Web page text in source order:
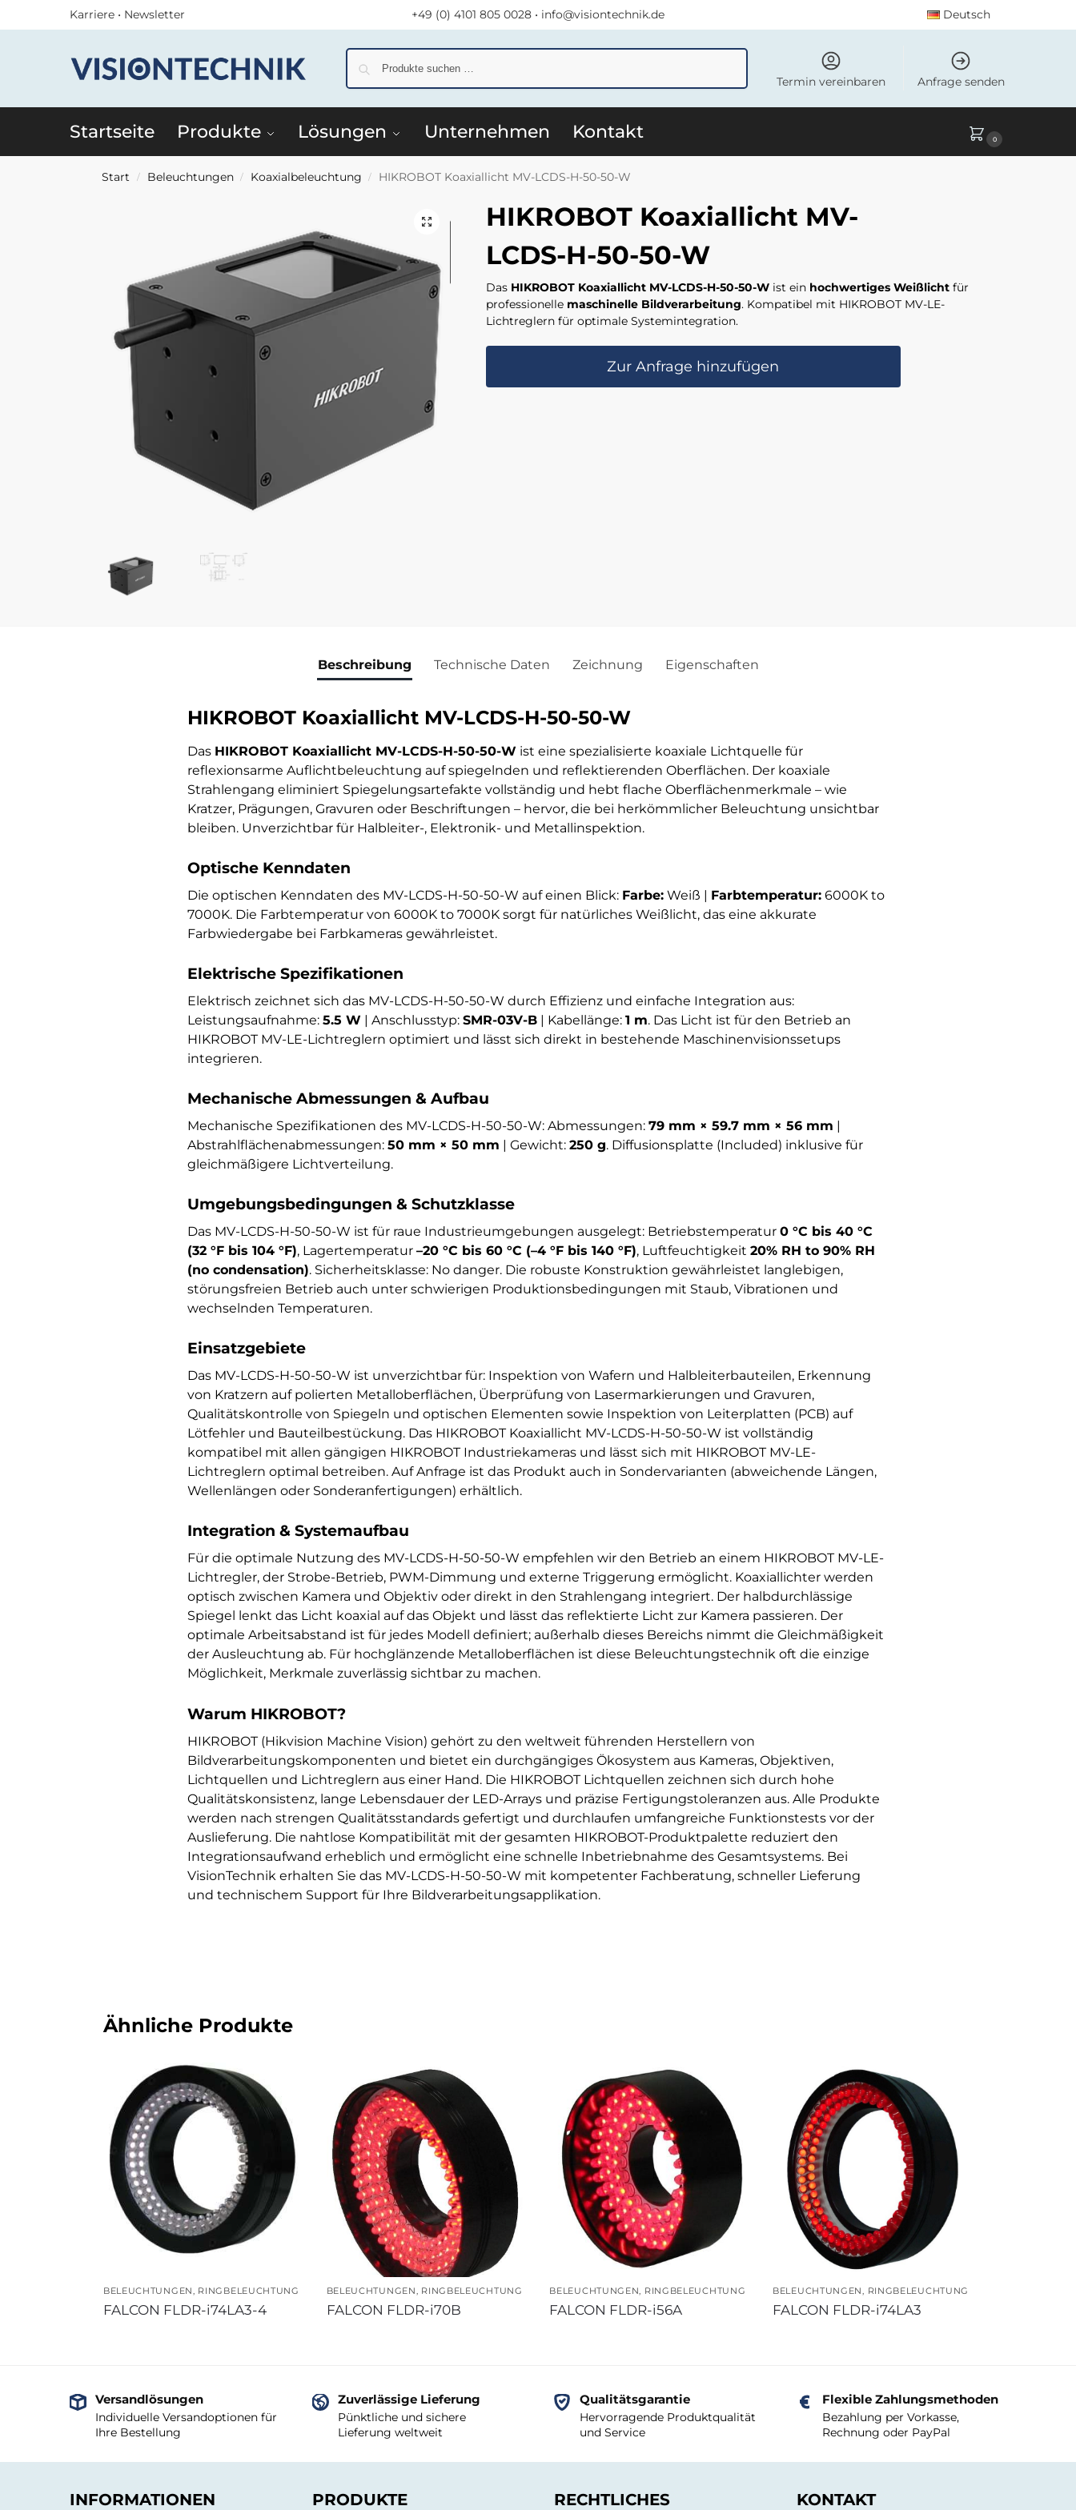
Karriere • Newsletter +49 (0) 4101 805 0028 • info@visiontechnik.de Deutsch
Termin vereinbaren Anfrage senden
Startseite Produkte Lösungen Unternehmen Kontakt 0
Start / Beleuchtungen / Koaxialbeleuchtung / HIKROBOT Koaxiallicht MV-LCDS-H-50-50-W
HIKROBOT Koaxiallicht MV-
LCDS-H-50-50-W
Das HIKROBOT Koaxiallicht MV-LCDS-H-50-50-Wist ein hochwertiges Weißlichtfür
professionelle maschinelle Bildverarbeitung. Kompatibel mit HIKROBOT MV-LE-
Lichtreglern für optimale Systemintegration.
Zur Anfrage hinzufügen
Beschreibung Technische Daten Zeichnung Eigenschaften
HIKROBOT Koaxiallicht MV-LCDS-H-50-50-W
Das HIKROBOT Koaxiallicht MV-LCDS-H-50-50-W ist eine spezialisierte koaxiale Lichtquelle für
reflexionsarme Auflichtbeleuchtung auf spiegelnden und reflektierenden Oberflächen. Der koaxiale
Strahlengang eliminiert Spiegelungsartefakte vollständig und hebt flache Oberflächenmerkmale – wie
Kratzer, Prägungen, Gravuren oder Beschriftungen – hervor, die bei herkömmlicher Beleuchtung unsichtbar
bleiben. Unverzichtbar für Halbleiter-, Elektronik- und Metallinspektion.
Optische Kenndaten
Die optischen Kenndaten des MV-LCDS-H-50-50-W auf einen Blick: Farbe:Weiß | Farbtemperatur:6000K to
7000K. Die Farbtemperatur von 6000K to 7000K sorgt für natürliches Weißlicht, das eine akkurate
Farbwiedergabe bei Farbkameras gewährleistet.
Elektrische Spezifikationen
Elektrisch zeichnet sich das MV-LCDS-H-50-50-W durch Effizienz und einfache Integration aus:
Leistungsaufnahme: 5.5 W | Anschlusstyp: SMR-03V-B| Kabellänge: 1 m. Das Licht ist für den Betrieb an
HIKROBOT MV-LE-Lichtreglern optimiert und lässt sich direkt in bestehende Maschinenvisionssetups
integrieren.
Mechanische Abmessungen & Aufbau
Mechanische Spezifikationen des MV-LCDS-H-50-50-W: Abmessungen: 79 mm × 59.7 mm × 56 mm |
Abstrahlflächenabmessungen: 50 mm × 50 mm | Gewicht: 250 g. Diffusionsplatte (Included) inklusive für
gleichmäßigere Lichtverteilung.
Umgebungsbedingungen & Schutzklasse
Das MV-LCDS-H-50-50-W ist für raue Industrieumgebungen ausgelegt: Betriebstemperatur 0 °C bis 40 °C
(32 °F bis 104 °F), Lagertemperatur –20 °C bis 60 °C (–4 °F bis 140 °F), Luftfeuchtigkeit 20% RH to 90% RH
(no condensation). Sicherheitsklasse: No danger. Die robuste Konstruktion gewährleistet langlebigen,
störungsfreien Betrieb auch unter schwierigen Produktionsbedingungen mit Staub, Vibrationen und
wechselnden Temperaturen.
Einsatzgebiete
Das MV-LCDS-H-50-50-W ist unverzichtbar für: Inspektion von Wafern und Halbleiterbauteilen, Erkennung
von Kratzern auf polierten Metalloberflächen, Überprüfung von Lasermarkierungen und Gravuren,
Qualitätskontrolle von Spiegeln und optischen Elementen sowie Inspektion von Leiterplatten (PCB) auf
Lötfehler und Bauteilbestückung. Das HIKROBOT Koaxiallicht MV-LCDS-H-50-50-W ist vollständig
kompatibel mit allen gängigen HIKROBOT Industriekameras und lässt sich mit HIKROBOT MV-LE-
Lichtreglern optimal betreiben. Auf Anfrage ist das Produkt auch in Sondervarianten (abweichende Längen,
Wellenlängen oder Sonderanfertigungen) erhältlich.
Integration & Systemaufbau
Für die optimale Nutzung des MV-LCDS-H-50-50-W empfehlen wir den Betrieb an einem HIKROBOT MV-LE-
Lichtregler, der Strobe-Betrieb, PWM-Dimmung und externe Triggerung ermöglicht. Koaxiallichter werden
optisch zwischen Kamera und Objektiv oder direkt in den Strahlengang integriert. Der halbdurchlässige
Spiegel lenkt das Licht koaxial auf das Objekt und lässt das reflektierte Licht zur Kamera passieren. Der
optimale Arbeitsabstand ist für jedes Modell definiert; außerhalb dieses Bereichs nimmt die Gleichmäßigkeit
der Ausleuchtung ab. Für hochglänzende Metalloberflächen ist diese Beleuchtungstechnik oft die einzige
Möglichkeit, Merkmale zuverlässig sichtbar zu machen.
Warum HIKROBOT?
HIKROBOT (Hikvision Machine Vision) gehört zu den weltweit führenden Herstellern von
Bildverarbeitungskomponenten und bietet ein durchgängiges Ökosystem aus Kameras, Objektiven,
Lichtquellen und Lichtreglern aus einer Hand. Die HIKROBOT Lichtquellen zeichnen sich durch hohe
Qualitätskonsistenz, lange Lebensdauer der LED-Arrays und präzise Fertigungstoleranzen aus. Alle Produkte
werden nach strengen Qualitätsstandards gefertigt und durchlaufen umfangreiche Funktionstests vor der
Auslieferung. Die nahtlose Kompatibilität mit der gesamten HIKROBOT-Produktpalette reduziert den
Integrationsaufwand erheblich und ermöglicht eine schnelle Inbetriebnahme des Gesamtsystems. Bei
VisionTechnik erhalten Sie das MV-LCDS-H-50-50-W mit kompetenter Fachberatung, schneller Lieferung
und technischem Support für Ihre Bildverarbeitungsapplikation.
Ähnliche Produkte
BELEUCHTUNGEN, RINGBELEUCHTUNG
FALCON FLDR-i74LA3-4
BELEUCHTUNGEN, RINGBELEUCHTUNG
FALCON FLDR-i70B
BELEUCHTUNGEN, RINGBELEUCHTUNG
FALCON FLDR-i56A
BELEUCHTUNGEN, RINGBELEUCHTUNG
FALCON FLDR-i74LA3
Versandlösungen
Individuelle Versandoptionen für
Ihre Bestellung
Zuverlässige Lieferung
Pünktliche und sichere
Lieferung weltweit
Qualitätsgarantie
Hervorragende Produktqualität
und Service
Flexible Zahlungsmethoden
Bezahlung per Vorkasse,
Rechnung oder PayPal
INFORMATIONEN PRODUKTE RECHTLICHES KONTAKT